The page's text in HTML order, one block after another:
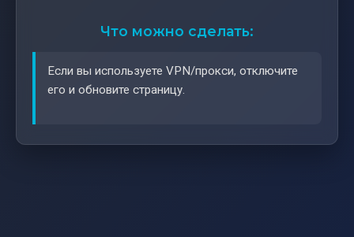
Что можно сделать:
Если вы используете VPN/прокси, отключите
его и обновите страницу.